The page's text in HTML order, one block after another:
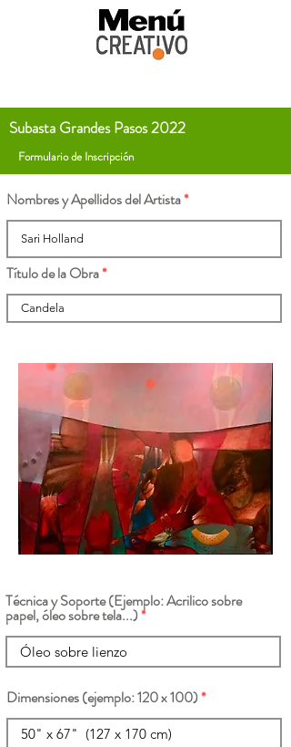
Subasta Grandes Pasos 2022
Formulario de Inscripción
Nombres y Apellidos del Artista
Título de la Obra
Técnica y Soporte (Ejemplo: Acrilico sobre
papel, óleo sobre tela...)
Dimensiones (ejemplo: 120 x 100)